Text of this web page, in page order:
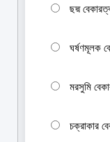
ছদ্ম
ঘর্ষণমূলক
মরসুমি
চক্রাকার